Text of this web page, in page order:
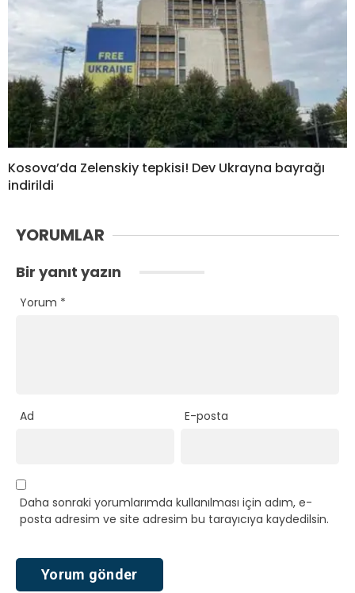
Kosova’da Zelenskiy tepkisi! Dev Ukrayna bayrağı
indirildi
YORUMLAR
Bir yanıt yazın
Yorum *
Ad E-posta
Daha sonraki yorumlarımda kullanılması için adım, e-
posta adresim ve site adresim bu tarayıcıya kaydedilsin.